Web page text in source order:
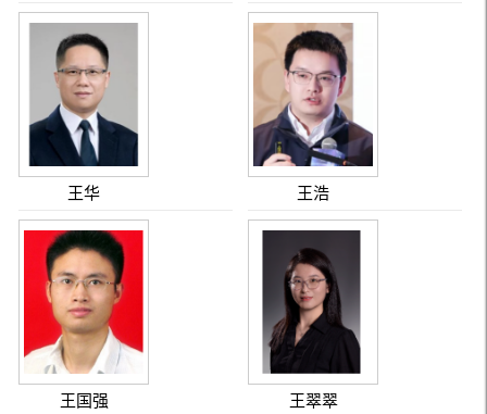
王华 王浩
王国强 王翠翠